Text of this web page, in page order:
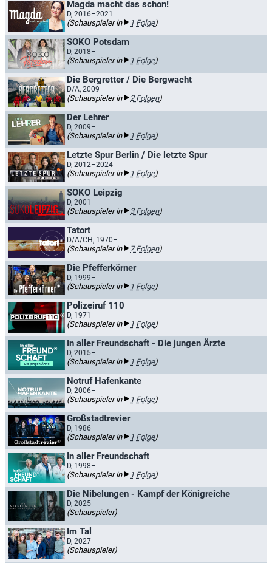
Magda macht das schon!
D, 2016–2021
(Schauspieler in 1 Folge)
SOKO Potsdam
D, 2018–
(Schauspieler in 1 Folge)
Die Bergretter / Die Bergwacht
D/A, 2009–
(Schauspieler in 2 Folgen)
Der Lehrer
D, 2009–
(Schauspieler in 1 Folge)
Letzte Spur Berlin / Die letzte Spur
D, 2012–2024
(Schauspieler in 1 Folge)
SOKO Leipzig
D, 2001–
(Schauspieler in 3 Folgen)
Tatort
D/A/CH, 1970–
(Schauspieler in 7 Folgen)
Die Pfefferkörner
D, 1999–
(Schauspieler in 1 Folge)
Polizeiruf 110
D, 1971–
(Schauspieler in 1 Folge)
In aller Freundschaft - Die jungen Ärzte
D, 2015–
(Schauspieler in 1 Folge)
Notruf Hafenkante
D, 2006–
(Schauspieler in 1 Folge)
Großstadtrevier
D, 1986–
(Schauspieler in 1 Folge)
In aller Freundschaft
D, 1998–
(Schauspieler in 1 Folge)
Die Nibelungen - Kampf der Königreiche
D, 2025
(Schauspieler)
Im Tal
D, 2027
(Schauspieler)